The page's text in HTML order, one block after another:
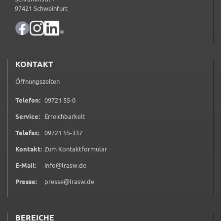
97421 Schweinfurt
KONTAKT
Öffnungszeiten
Telefon: 09721 55-00 9 7 2 1 5 5 0
Service: Erreichbarkeit
Telefax: 09721 55-3370 9 7 2 1 5 5 3 3 7
Kontakt: Zum Kontaktformular(öffnet in neuem Tab)
E-Mail:
info@lrasw.de
Presse:
presse@lrasw.de
BEREICHE
Zweck:
Anzeige Google Kartendienst
BayernAtlas
Name:
Landesamt für Digitalisierung, Breitband und
Vermessung
Zweck:
Unser Webanalyse-Tool Matomo